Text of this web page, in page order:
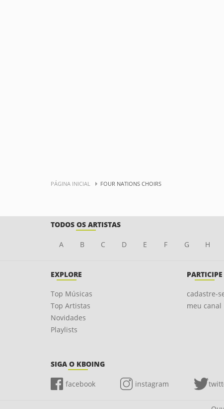
PÁGINA INICIAL FOUR NATIONS CHOIRS
TODOS OS ARTISTAS
A B C D E F G H
EXPLORE
Top Músicas
Top Artistas
Novidades
Playlists
PARTICIPE
cadastre-
meu canal
SIGA O KBOING
facebook instagram